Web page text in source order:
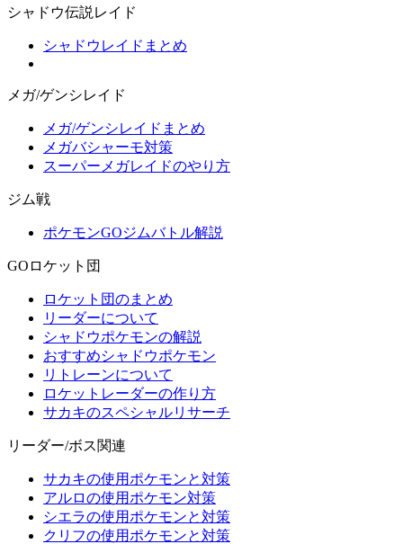
シャドウ伝説レイド
シャドウレイドまとめ
メガ/ゲンシレイド
メガ/ゲンシレイドまとめ
メガバシャーモ対策
スーパーメガレイドのやり方
ジム戦
ポケモンGOジムバトル解説
GOロケット団
ロケット団のまとめ
リーダーについて
シャドウポケモンの解説
おすすめシャドウポケモン
リトレーンについて
ロケットレーダーの作り方
サカキのスペシャルリサーチ
リーダー/ボス関連
サカキの使用ポケモンと対策
アルロの使用ポケモン対策
シエラの使用ポケモンと対策
クリフの使用ポケモンと対策